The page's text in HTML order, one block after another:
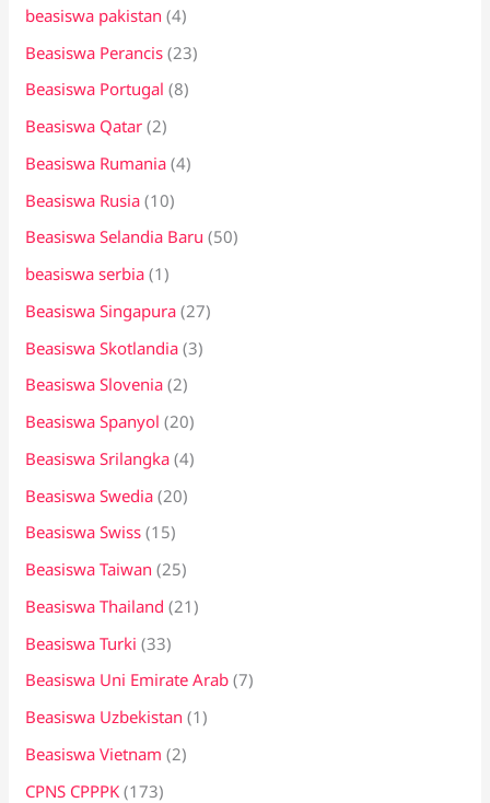
beasiswa pakistan (4)
Beasiswa Perancis (23)
Beasiswa Portugal (8)
Beasiswa Qatar (2)
Beasiswa Rumania (4)
Beasiswa Rusia (10)
Beasiswa Selandia Baru (50)
beasiswa serbia (1)
Beasiswa Singapura (27)
Beasiswa Skotlandia (3)
Beasiswa Slovenia (2)
Beasiswa Spanyol (20)
Beasiswa Srilangka (4)
Beasiswa Swedia (20)
Beasiswa Swiss (15)
Beasiswa Taiwan (25)
Beasiswa Thailand (21)
Beasiswa Turki (33)
Beasiswa Uni Emirate Arab (7)
Beasiswa Uzbekistan (1)
Beasiswa Vietnam (2)
CPNS CPPPK (173)